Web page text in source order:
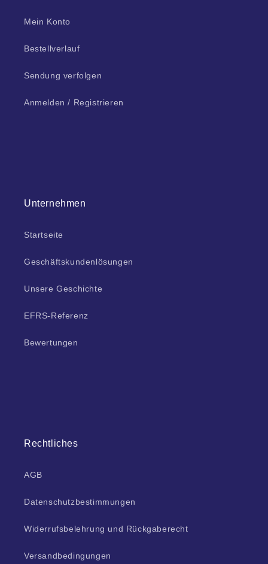
Mein Konto
Bestellverlauf
Sendung verfolgen
Anmelden / Registrieren
Unternehmen
Startseite
Geschäftskundenlösungen
Unsere Geschichte
EFRS-Referenz
Bewertungen
Rechtliches
AGB
Datenschutzbestimmungen
Widerrufsbelehrung und Rückgaberecht
Versandbedingungen